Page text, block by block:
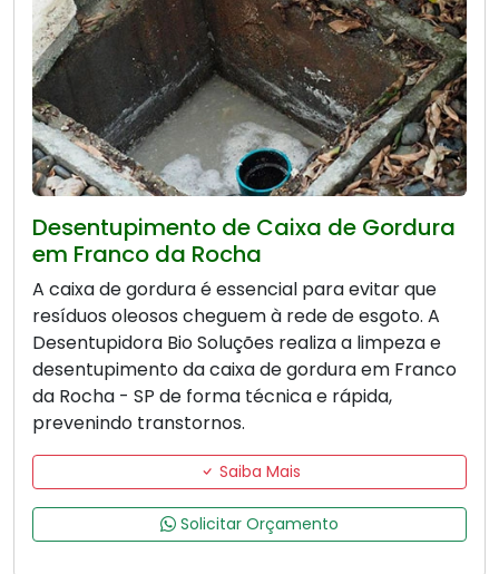
Desentupimento de Caixa de Gordura
em Franco da Rocha
A caixa de gordura é essencial para evitar que
resíduos oleosos cheguem à rede de esgoto. A
Desentupidora Bio Soluções realiza a limpeza e
desentupimento da caixa de gordura em Franco
da Rocha - SP de forma técnica e rápida,
prevenindo transtornos.
Saiba Mais
Solicitar Orçamento